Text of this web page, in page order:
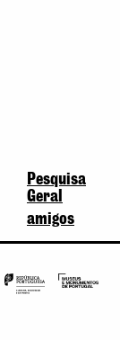
Pesquisa
Geral
amigos